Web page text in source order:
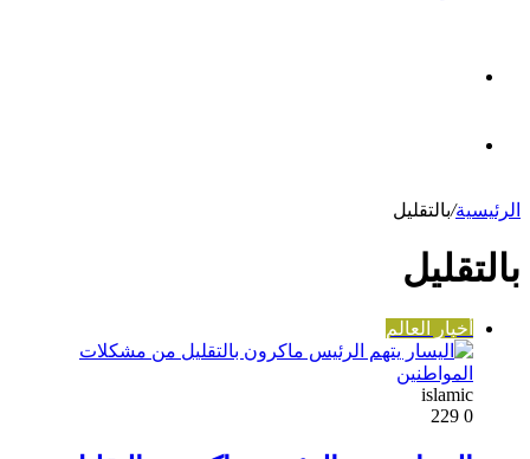
عشوائيالرئيسية/بالتقليل
بالتقليل
أخبار العالم
islamic
0